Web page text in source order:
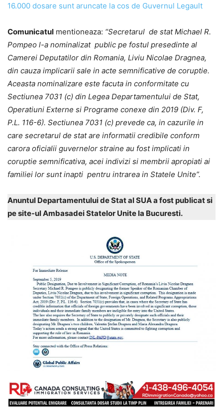
16.000 dosare sunt aruncate la cos de Guvernul Legault
Comunicatul mentioneaza: “Secretarul de stat Michael R.
Pompeo l-a nominalizat public pe fostul presedinte al
Camerei Deputatilor din Romania, Liviu Nicolae Dragnea,
din cauza implicarii sale in acte semnificative de coruptie.
Aceasta nominalizare este facuta in conformitate cu
Sectiunea 7031 (c) din Legea Departamentului de Stat,
Operatiuni Externe si Programe conexe din 2019 (Div. F,
P.L. 116-6). Sectiunea 7031 (c) prevede ca, in cazurile in
care secretarul de stat are informatii credibile conform
carora oficialii guvernelor straine au fost implicati in
coruptie semnificativa, acei indivizi si membrii apropiati ai
familiei lor sunt inapti pentru intrarea in Statele Unite”.
Anuntul Departamentului de Stat al SUA a fost publicat si
pe site-ul Ambasadei Statelor Unite la Bucuresti.